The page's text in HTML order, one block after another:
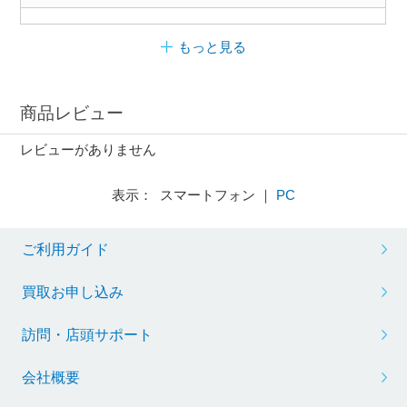
もっと見る
商品レビュー
レビューがありません
表示： スマートフォン ｜ PC
ご利用ガイド
買取お申し込み
訪問・店頭サポート
会社概要